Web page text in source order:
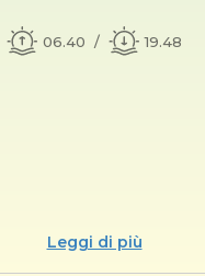
06.40 19.48
Leggi di più